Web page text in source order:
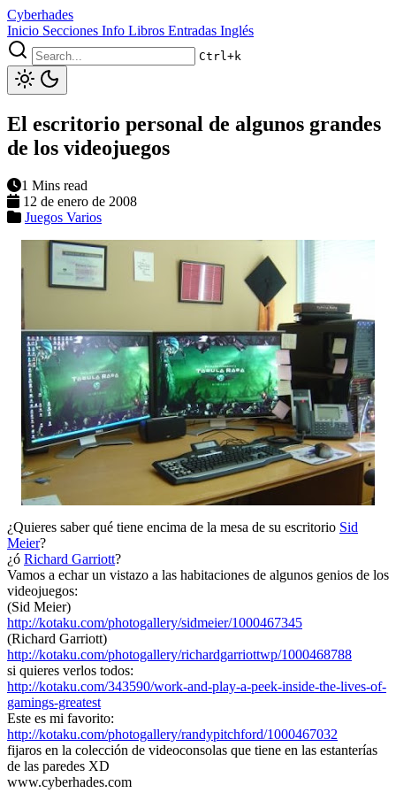
Cyberhades
Inicio Secciones Info Libros Entradas Inglés
Ctrl+k
El escritorio personal de algunos grandes
de los videojuegos
1 Mins read
12 de enero de 2008
Juegos Varios
¿Quieres saber qué tiene encima de la mesa de su escritorio Sid
Meier?
¿ó Richard Garriott?
Vamos a echar un vistazo a las habitaciones de algunos genios de los
videojuegos:
(Sid Meier)
http://kotaku.com/photogallery/sidmeier/1000467345
(Richard Garriott)
http://kotaku.com/photogallery/richardgarriottwp/1000468788
si quieres verlos todos:
http://kotaku.com/343590/work-and-play-a-peek-inside-the-lives-of-
gamings-greatest
Este es mi favorito:
http://kotaku.com/photogallery/randypitchford/1000467032
fijaros en la colección de videoconsolas que tiene en las estanterías
de las paredes XD
www.cyberhades.com